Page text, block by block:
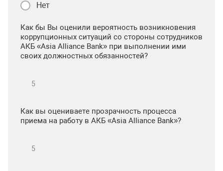
Нет
Как бы Вы оценили вероятность возникновения
коррупционных ситуаций со стороны сотрудников
АКБ «Asia Alliance Bank» при выполнении ими
своих должностных обязанностей?
Как вы оцениваете прозрачность процесса
приема на работу в АКБ «Asia Alliance Bank»?